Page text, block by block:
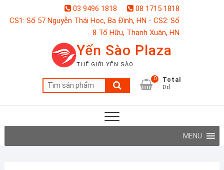
03 9496 1818
08 1715 1818
CS1: Số 57 Nguyễn Thái Học, Ba Đình, HN - CS2: Số
8 Tố Hữu, Thanh Xuân, HN
Yến Sào Plaza
THẾ GIỚI YẾN SÀO
Tìm
kiếm:
0
Total
0₫
MENU